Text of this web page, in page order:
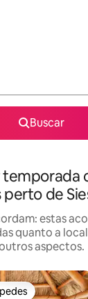
Buscar
perto de
estas
quanto a
aspectos.